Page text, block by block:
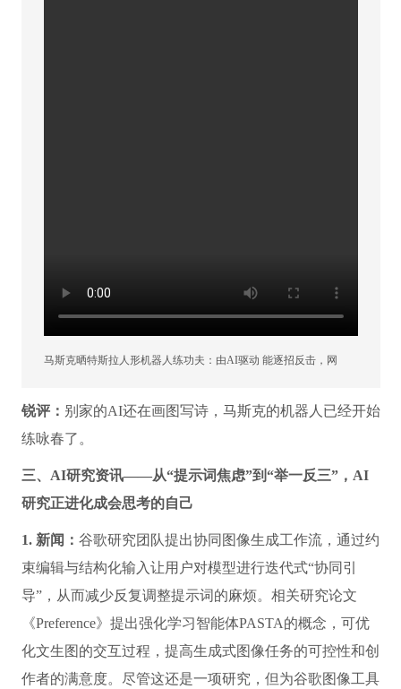
友：这挺酷的！
（来源：环球网资讯）
锐评：别家的AI还在画图写诗，马斯克的机器人已经开始
练咏春了。
三、AI研究资讯——从“提示词焦虑”到“举一反三”，AI
研究正进化成会思考的自己